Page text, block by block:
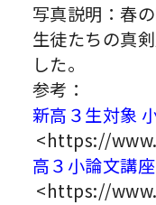
写真説明：春
生徒たちの真
した。
参考：
新高３生対象
<https://
高３小論文講
<https://